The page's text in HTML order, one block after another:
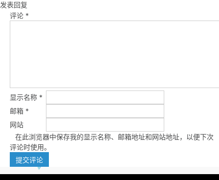
发表回复
评论 *
显示名称 *
邮箱 *
网站
在此浏览器中保存我的显示名称、邮箱地址和网站地址，以便下次
评论时使用。